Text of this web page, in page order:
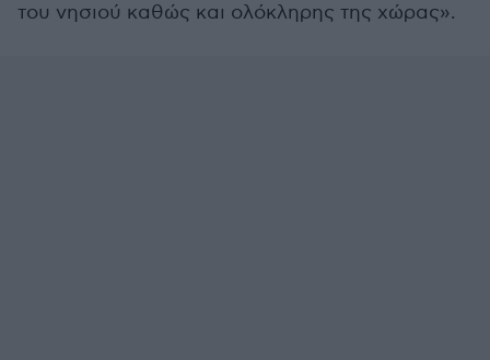
του νησιού καθώς και ολόκληρης της χώρας».